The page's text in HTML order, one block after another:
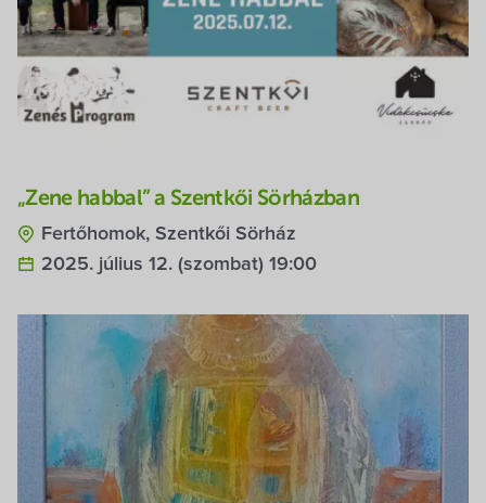
„Zene habbal” a Szentkői Sörházban
Fertőhomok, Szentkői Sörház
2025. július 12. (szombat) 19:00